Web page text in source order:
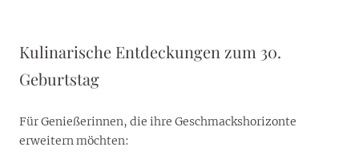
Kulinarische Entdeckungen zum 30.
Geburtstag
Für Genießerinnen, die ihre Geschmackshorizonte
erweitern möchten: